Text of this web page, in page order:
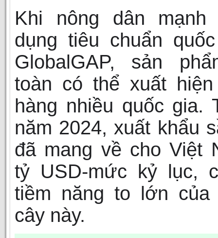
Khi nông dân mạnh
dụng tiêu chuẩn
GlobalGAP, sản
toàn có thể xuất
hàng nhiều quốc gia.
năm 2024, xuất khẩu
đã mang về cho Việt
tỷ USD-mức kỷ lục,
tiềm năng to lớn của
cây này.